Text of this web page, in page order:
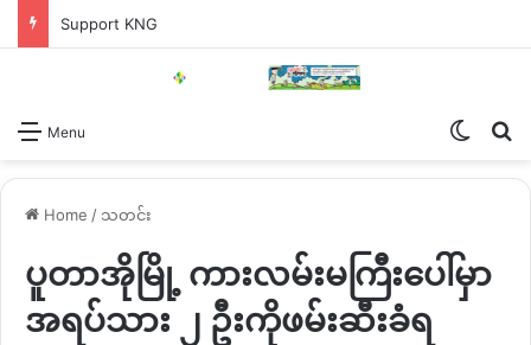
Support KNG
Menu
Home / သတင်း
ပူတာအိုမြို့ ကားလမ်းမကြီးပေါ်မှာ
အရပ်သား ၂ ဦးကိုဖမ်းဆီးခံရ